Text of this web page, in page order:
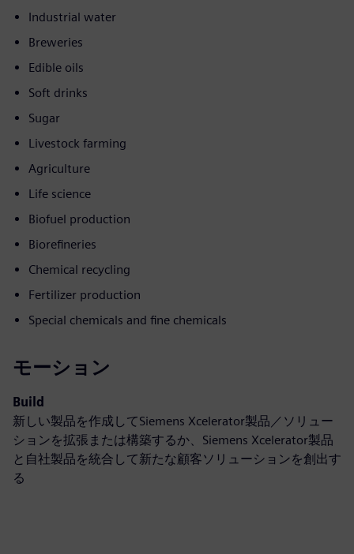
Industrial water
Breweries
Edible oils
Soft drinks
Sugar
Livestock farming
Agriculture
Life science
Biofuel production
Biorefineries
Chemical recycling
Fertilizer production
Special chemicals and fine chemicals
モーション
Build
新しい製品を作成してSiemens Xcelerator製品／ソリュー
ションを拡張または構築するか、Siemens Xcelerator製品
と自社製品を統合して新たな顧客ソリューションを創出す
る